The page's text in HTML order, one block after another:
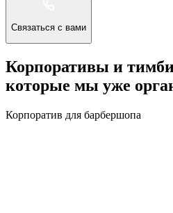
Связаться с вами
Корпоративы и
которые мы уже
Корпоратив для барбершопа